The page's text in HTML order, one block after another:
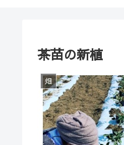
茶苗の新植
畑